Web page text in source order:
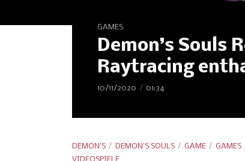
GAMES
Demon’s Souls
Raytracing
10/11/2020 01:34
DEMON'S DEMON'S SOULS GAME GAMES